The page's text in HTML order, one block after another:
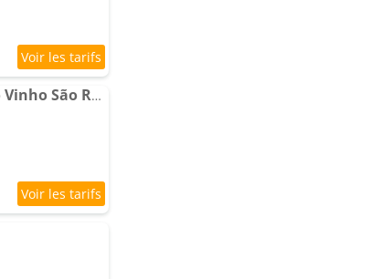
Loft Vidro jardin em Condomínio Rota do Vinho São Roque